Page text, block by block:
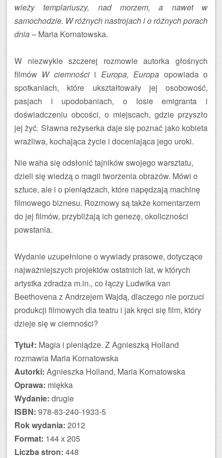
wieży templariuszy, nad morzem, a nawet w
samochodzie. W różnych nastrojach i o różnych porach
dnia– Maria Kornatowska.
W niezwykle szczerej rozmowie autorka głośnych
filmów W ciemnościi Europa, Europa opowiada o
spotkaniach, które ukształtowały jej osobowość,
pasjach i upodobaniach, o losie emigranta i
doświadczeniu obcości, o miejscach, gdzie przyszło
jej żyć. Sławna reżyserka daje się poznać jako kobieta
wrażliwa, kochająca życie i doceniająca jego uroki.
Nie waha się odsłonić tajników swojego warsztatu,
dzieli się wiedzą o magii tworzenia obrazów. Mówi o
sztuce, ale i o pieniądzach, które napędzają machinę
filmowego biznesu. Rozmowy są także komentarzem
do jej filmów, przybliżają ich genezę, okoliczności
powstania.
Wydanie uzupełnione o wywiady prasowe, dotyczące
najważniejszych projektów ostatnich lat, w których
artystka zdradza m.in., co łączy Ludwika van
Beethovena z Andrzejem Wajdą, dlaczego nie porzuci
produkcji filmowych dla teatru i jak kręci się film, który
dzieje się w ciemności?
Tytuł: Magia i pieniądze. Z Agnieszką Holland
rozmawia Maria Kornatowska
Autorki: Agnieszka Holland, Maria Kornatowska
Oprawa: miękka
Wydanie: drugie
ISBN: 978-83-240-1933-5
Rok wydania: 2012
Format: 144 x 205
Liczba stron: 448